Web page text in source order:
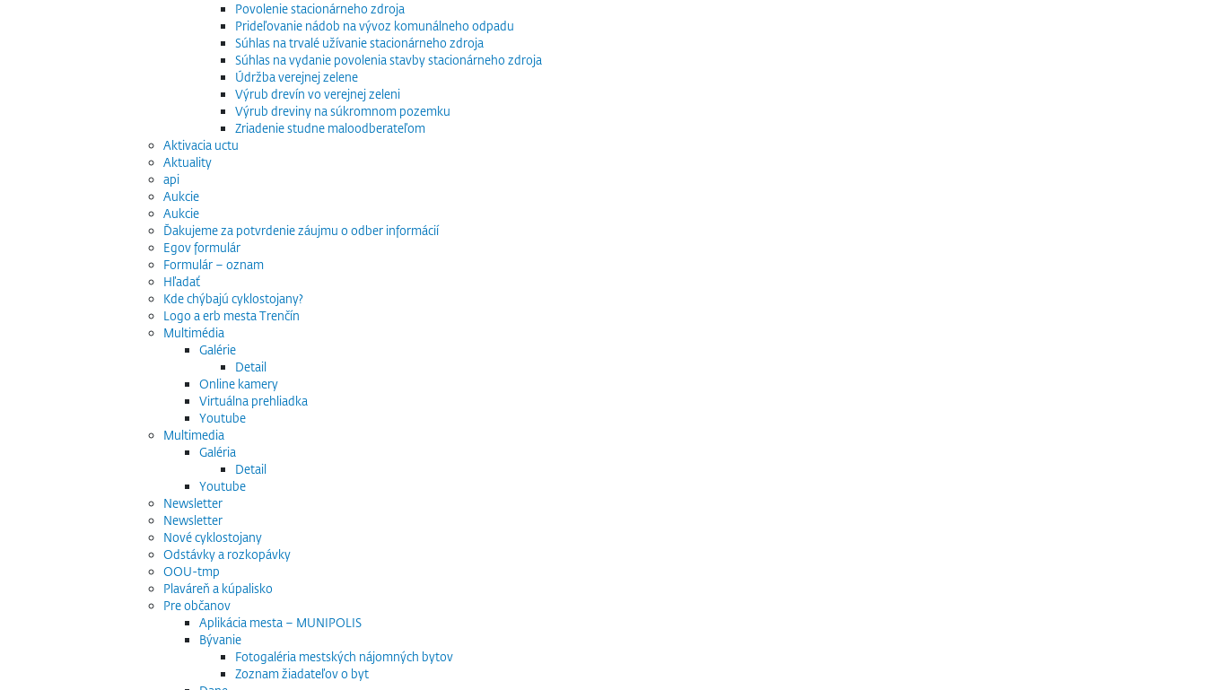
Povolenie stacionárneho zdroja
Prideľovanie nádob na vývoz komunálneho odpadu
Súhlas na trvalé užívanie stacionárneho zdroja
Súhlas na vydanie povolenia stavby stacionárneho zdroja
Údržba verejnej zelene
Výrub drevín vo verejnej zeleni
Výrub dreviny na súkromnom pozemku
Zriadenie studne maloodberateľom
Aktivacia uctu
Aktuality
api
Aukcie
Aukcie
Ďakujeme za potvrdenie záujmu o odber informácií
Egov formulár
Formulár – oznam
Hľadať
Kde chýbajú cyklostojany?
Logo a erb mesta Trenčín
Multimédia
Galérie
Detail
Online kamery
Virtuálna prehliadka
Youtube
Multimedia
Galéria
Detail
Youtube
Newsletter
Newsletter
Nové cyklostojany
Odstávky a rozkopávky
OOU-tmp
Plaváreň a kúpalisko
Pre občanov
Aplikácia mesta – MUNIPOLIS
Bývanie
Fotogaléria mestských nájomných bytov
Zoznam žiadateľov o byt